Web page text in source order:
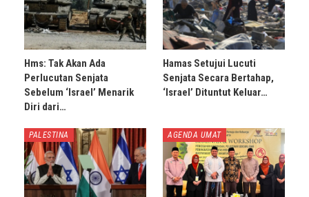
Hms: Tak Akan Ada
Perlucutan Senjata
Sebelum ‘Israel’ Menarik
Diri dari…
Hamas Setujui Lucuti
Senjata Secara Bertahap,
‘Israel’ Dituntut Keluar…
PALESTINA AGENDA UMAT